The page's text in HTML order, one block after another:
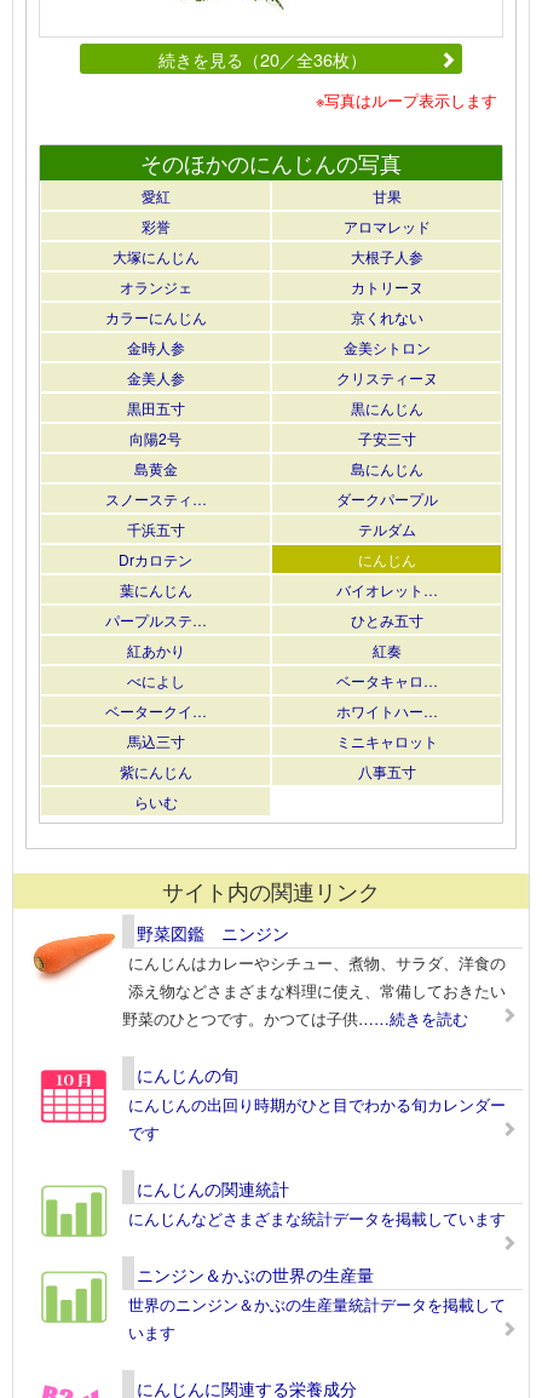
続きを見る（20／全36枚）
※写真はループ表示します
そのほかのにんじんの写真
愛紅
甘果
彩誉
アロマレッド
大塚にんじん
大根子人参
オランジェ
カトリーヌ
カラーにんじん
京くれない
金時人参
金美シトロン
金美人参
クリスティーヌ
黒田五寸
黒にんじん
向陽2号
子安三寸
島黄金
島にんじん
スノースティ…
ダークパープル
千浜五寸
テルダム
Drカロテン
にんじん
葉にんじん
バイオレット…
パープルステ…
ひとみ五寸
紅あかり
紅奏
べによし
ベータキャロ…
ベータークイ…
ホワイトハー…
馬込三寸
ミニキャロット
紫にんじん
八事五寸
らいむ
サイト内の関連リンク
野菜図鑑 ニンジン
にんじんはカレーやシチュー、煮物、サラダ、洋食の
添え物などさまざまな料理に使え、常備しておきたい
野菜のひとつです。かつては子供……続きを読む
にんじんの旬
にんじんの出回り時期がひと目でわかる旬カレンダー
です
にんじんの関連統計
にんじんなどさまざまな統計データを掲載しています
ニンジン＆かぶの世界の生産量
世界のニンジン＆かぶの生産量統計データを掲載して
います
にんじんに関連する栄養成分